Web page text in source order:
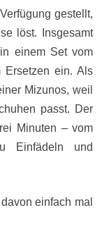
gestellt,
löst. Insgesamt
einem Set vom
Ersetzen ein. Als
Mizunos, weil
passt. Der
Minuten – vom
Einfädeln und
einfach mal